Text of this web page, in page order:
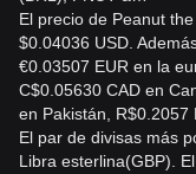
El precio de Peanut
$0.04036 USD.
€0.03507 EUR en la
C$0.05630 CAD en
en Pakistán, R$0.2057
El par de divisas más
Libra esterlina(GBP).